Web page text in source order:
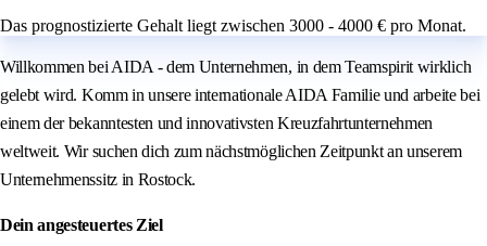
Das prognostizierte Gehalt liegt zwischen 3000 - 4000 € pro Monat.
Willkommen bei AIDA - dem Unternehmen, in dem Teamspirit wirklich
gelebt wird. Komm in unsere internationale AIDA Familie und arbeite bei
einem der bekanntesten und innovativsten Kreuzfahrtunternehmen
weltweit. Wir suchen dich zum nächstmöglichen Zeitpunkt an unserem
Unternehmenssitz in Rostock.
Dein angesteuertes Ziel